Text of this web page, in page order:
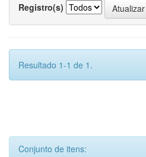
Registro(s)
Resultado 1-1 de 1.
Conjunto de itens: